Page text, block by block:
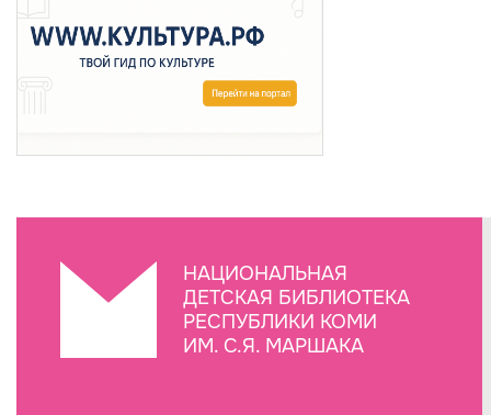
НАЦИОНАЛЬНАЯ
ДЕТСКАЯ БИБЛИОТЕКА
РЕСПУБЛИКИ КОМИ
ИМ. С.Я. МАРШАКА